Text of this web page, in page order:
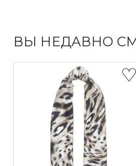
ВЫ НЕДАВНО